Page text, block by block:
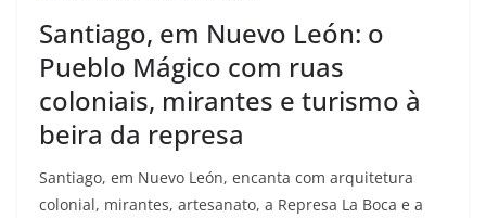
Santiago, em Nuevo León: o
Pueblo Mágico com ruas
coloniais, mirantes e turismo à
beira da represa
Santiago, em Nuevo León, encanta com arquitetura
colonial, mirantes, artesanato, a Represa La Boca e a